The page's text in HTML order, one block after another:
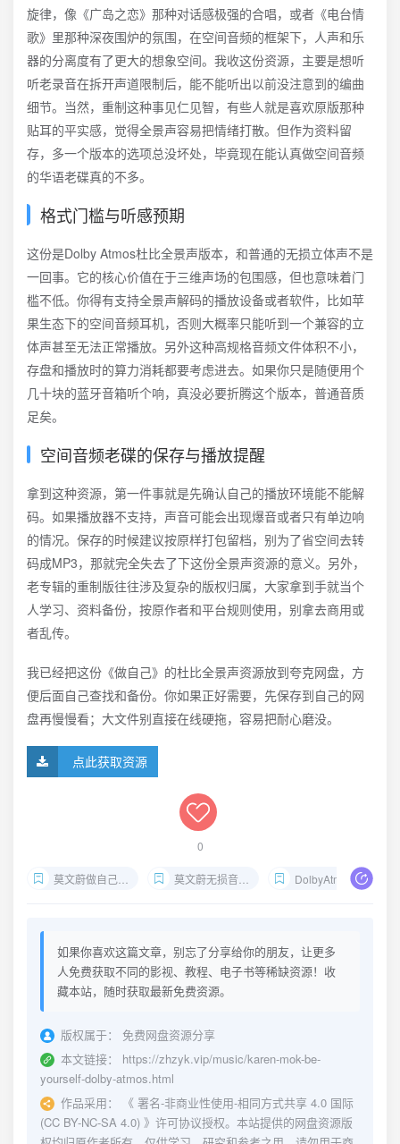
旋律，像《广岛之恋》那种对话感极强的合唱，或者《电台情
歌》里那种深夜围炉的氛围，在空间音频的框架下，人声和乐
器的分离度有了更大的想象空间。我收这份资源，主要是想听
听老录音在拆开声道限制后，能不能听出以前没注意到的编曲
细节。当然，重制这种事见仁见智，有些人就是喜欢原版那种
贴耳的平实感，觉得全景声容易把情绪打散。但作为资料留
存，多一个版本的选项总没坏处，毕竟现在能认真做空间音频
的华语老碟真的不多。
格式门槛与听感预期
这份是Dolby Atmos杜比全景声版本，和普通的无损立体声不是
一回事。它的核心价值在于三维声场的包围感，但也意味着门
槛不低。你得有支持全景声解码的播放设备或者软件，比如苹
果生态下的空间音频耳机，否则大概率只能听到一个兼容的立
体声甚至无法正常播放。另外这种高规格音频文件体积不小，
存盘和播放时的算力消耗都要考虑进去。如果你只是随便用个
几十块的蓝牙音箱听个响，真没必要折腾这个版本，普通音质
足矣。
空间音频老碟的保存与播放提醒
拿到这种资源，第一件事就是先确认自己的播放环境能不能解
码。如果播放器不支持，声音可能会出现爆音或者只有单边响
的情况。保存的时候建议按原样打包留档，别为了省空间去转
码成MP3，那就完全失去了下这份全景声资源的意义。另外，
老专辑的重制版往往涉及复杂的版权归属，大家拿到手就当个
人学习、资料备份，按原作者和平台规则使用，别拿去商用或
者乱传。
我已经把这份《做自己》的杜比全景声资源放到夸克网盘，方
便后面自己查找和备份。你如果正好需要，先保存到自己的网
盘再慢慢看；大文件别直接在线硬拖，容易把耐心磨没。
点此获取资源
0
莫文蔚做自己杜比全景声 莫文蔚无损音乐下载 DolbyAtmos华语女声
如果你喜欢这篇文章，别忘了分享给你的朋友，让更多
人免费获取不同的影视、教程、电子书等稀缺资源！收
藏本站，随时获取最新免费资源。
版权属于：
免费网盘资源分享
本文链接：
https://zhzyk.vip/music/karen-mok-be-
yourself-dolby-atmos.html
作品采用：
《 署名-非商业性使用-相同方式共享 4.0 国际
(CC BY-NC-SA 4.0) 》许可协议授权。本站提供的网盘资源版